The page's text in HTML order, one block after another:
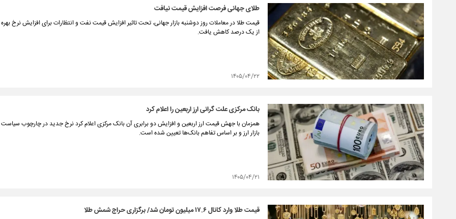
طلای جهانی فرصت افزایش قیمت نیافت
قیمت طلا در معاملات روز دوشنبه بازار جهانی، تحت تاثیر افزایش قیمت نفت و انتظارات برای افزایش نرخ
از یک درصد کاهش یافت.
۱۴۰۵/۰۴/۲۲
بانک مرکزی علت گرانی ارز اربعین را اعلام کرد
همزمان با جهش قیمت ارز اربعین و افزایش دو برابری آن بانک مرکزی اعلام کرد نرخ جدید در چارچوب
بازار ارز و بر اساس تفاهم بانک‌ها تعیین شده است.
۱۴۰۵/۰۴/۲۱
قیمت طلا وارد کانال ۱۷.۶ میلیون تومان شد/ برگزاری حراج شمش طلا